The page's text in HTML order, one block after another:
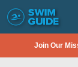
Join Our